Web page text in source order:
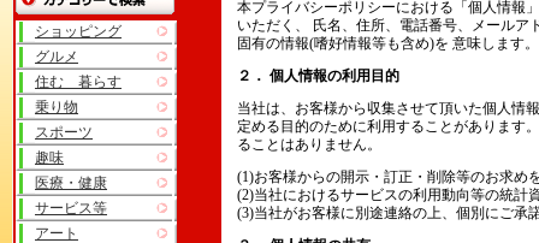
ショッピング
グルメ
住む 暮らす
乗り物
スポーツ
趣味
医療・健康
サービス等
アート
本プライバシーポリシーにおける「個人情報
いただく、 氏名、住所、電話番号、メール
固有の情報(嗜好情報等も含め)を 意味します。
２． 個人情報の利用目的
当社は、お客様から収集させて頂いた個人情
定める目的のために利用することがあります
ることはありません。
(1)お客様からの開示・訂正・削除等のお求め
(2)当社におけるサービスの利用動向等の統計
(3)当社がお客様に別途連絡の上、個別にご承